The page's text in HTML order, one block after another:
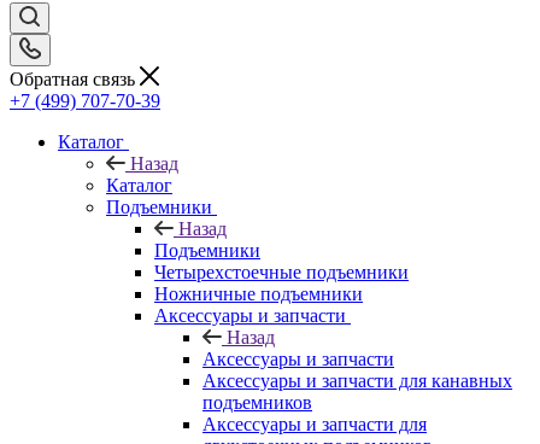
Обратная связь
+7 (499) 707-70-39
Каталог
Назад
Каталог
Подъемники
Назад
Подъемники
Четырехстоечные подъемники
Ножничные подъемники
Аксессуары и запчасти
Назад
Аксессуары и запчасти
Аксессуары и запчасти для канавных
подъемников
Аксессуары и запчасти для